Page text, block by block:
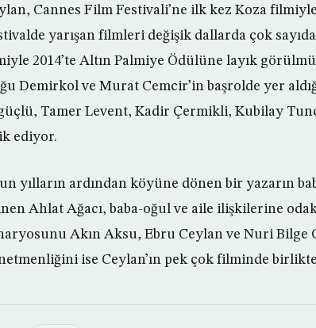
Cannes Film Festivali’ne ilk kez Koza filmiyle
yarışan filmleri değişik dallarda çok
2014’te Altın Palmiye Ödülüne layık
Demirkol ve Murat Cemcir’in başrolde yer
Tamer Levent, Kadir Çermikli, Kubilay
ediyor.
yılların ardından köyüne dönen bir yazarın
Ahlat Ağacı, baba-oğul ve aile ilişkilerine
Akın Aksu, Ebru Ceylan ve Nuri Bilge
ise Ceylan’ın pek çok filminde